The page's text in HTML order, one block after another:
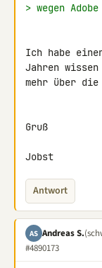
> wegen
Ich habe
Jahren wissen
mehr über
Gruß
Jobst
Antwort
AS Andreas S.
#4890173